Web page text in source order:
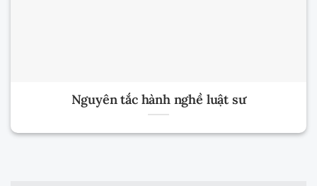
Nguyên tắc hành nghề luật sư